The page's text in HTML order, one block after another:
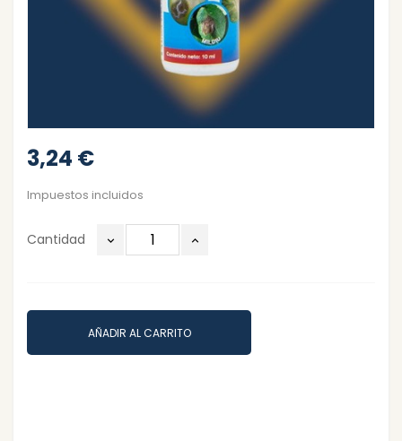
3,24 €
Impuestos incluidos
Cantidad
AÑADIR AL CARRITO